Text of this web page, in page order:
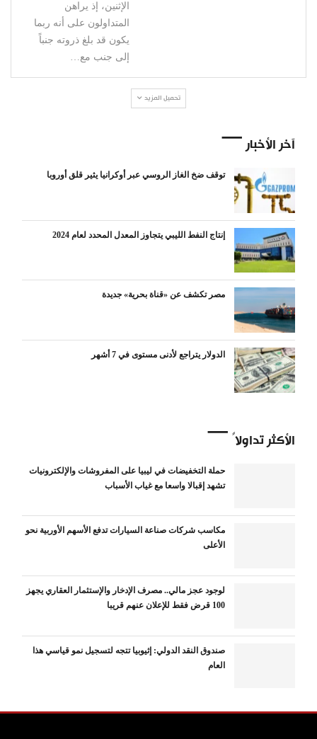
الإثنين، إذ يراهن
المتداولون على أنه ربما
يكون قد بلغ ذروته جنباً
إلى جنب مع…
تحميل المزيد
آخر الأخبار
توقف ضخ الغاز الروسي عبر أوكرانيا يثير قلق أوروبا
إنتاج النفط الليبي يتجاوز المعدل المحدد لعام 2024
مصر تكشف عن «قناة بحرية» جديدة
الدولار يتراجع لأدنى مستوى في 7 أشهر
الأكثر تداولاً
حملة التخفيضات في ليبيا على المفروشات والإلكترونيات
تشهد إقبالا واسعا مع غياب الأسباب
مكاسب شركات صناعة السيارات تدفع الأسهم الأوربية نحو
الأعلى
لوجود عجز مالي.. مصرف الإدخار والإستثمار العقاري يجهز
100 قرض فقط للإعلان عنهم قريبا
صندوق النقد الدولي: إثيوبيا تتجه لتسجيل نمو قياسي هذا
العام